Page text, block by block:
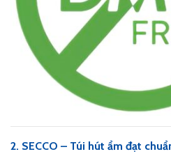
2. SECCO – Túi hút ẩm đạt